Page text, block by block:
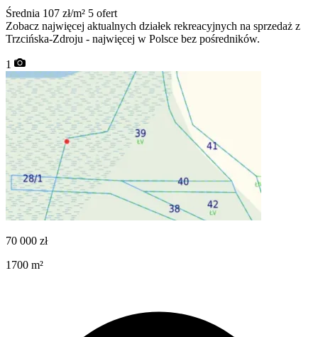
Średnia 107 zł/m² 5 ofert
Zobacz najwięcej aktualnych działek rekreacyjnych na sprzedaż z
Trzcińska-Zdroju - najwięcej w Polsce bez pośredników.
1
70 000 zł
1700 m²